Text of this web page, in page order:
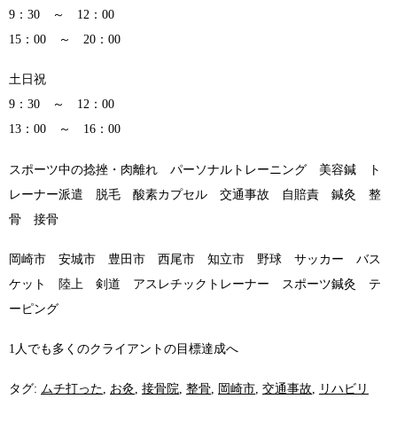
9：30 ～ 12：00
15：00 ～ 20：00
土日祝
9：30 ～ 12：00
13：00 ～ 16：00
スポーツ中の捻挫・肉離れ パーソナルトレーニング 美容鍼 ト
レーナー派遣 脱毛 酸素カプセル 交通事故 自賠責 鍼灸 整
骨 接骨
岡崎市 安城市 豊田市 西尾市 知立市 野球 サッカー バス
ケット 陸上 剣道 アスレチックトレーナー スポーツ鍼灸 テ
ーピング
1人でも多くのクライアントの目標達成へ
タグ: ムチ打った お灸 接骨院 整骨 岡崎市 交通事故 リハビリ